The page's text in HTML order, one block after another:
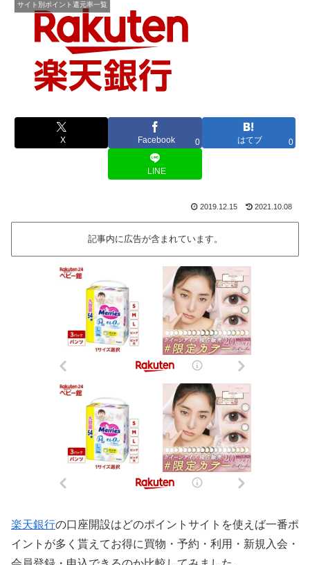
サイト別ポイント還元率一覧
X Facebook 0 はてブ 0
LINE
2019.12.15 2021.10.08
記事内に広告が含まれています。
楽天銀行の口座開設はどのポイントサイトを使えば一番ポ
イントが多く貰えてお得に買物・予約・利用・新規入会・